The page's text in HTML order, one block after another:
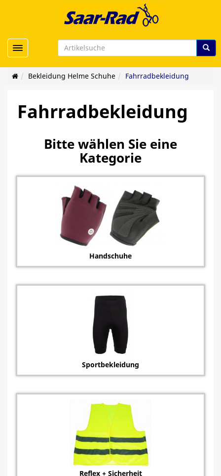
Toggle navigation
Bekleidung Helme Schuhe Fahrradbekleidung
Fahrradbekleidung
Bitte wählen Sie eine
Kategorie
Handschuhe
Sportbekleidung
Reflex + Sicherheit